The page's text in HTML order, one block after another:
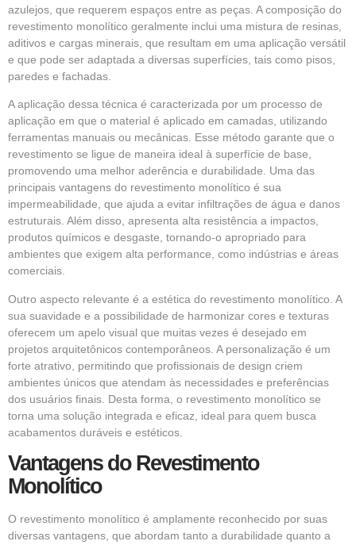
azulejos, que requerem espaços entre as peças. A composição do
revestimento monolítico geralmente inclui uma mistura de resinas,
aditivos e cargas minerais, que resultam em uma aplicação versátil
e que pode ser adaptada a diversas superfícies, tais como pisos,
paredes e fachadas.
A aplicação dessa técnica é caracterizada por um processo de
aplicação em que o material é aplicado em camadas, utilizando
ferramentas manuais ou mecânicas. Esse método garante que o
revestimento se ligue de maneira ideal à superfície de base,
promovendo uma melhor aderência e durabilidade. Uma das
principais vantagens do revestimento monolítico é sua
impermeabilidade, que ajuda a evitar infiltrações de água e danos
estruturais. Além disso, apresenta alta resistência a impactos,
produtos químicos e desgaste, tornando-o apropriado para
ambientes que exigem alta performance, como indústrias e áreas
comerciais.
Outro aspecto relevante é a estética do revestimento monolítico . A
sua suavidade e a possibilidade de harmonizar cores e texturas
oferecem um apelo visual que muitas vezes é desejado em
projetos arquitetônicos contemporâneos. A personalização é um
forte atrativo, permitindo que profissionais de design criem
ambientes únicos que atendam às necessidades e preferências
dos usuários finais. Desta forma, o revestimento monolítico se
torna uma solução integrada e eficaz, ideal para quem busca
acabamentos duráveis e estéticos.
Vantagens do Revestimento
Monolítico
O revestimento monolítico é amplamente reconhecido por suas
diversas vantagens, que abordam tanto a durabilidade quanto a